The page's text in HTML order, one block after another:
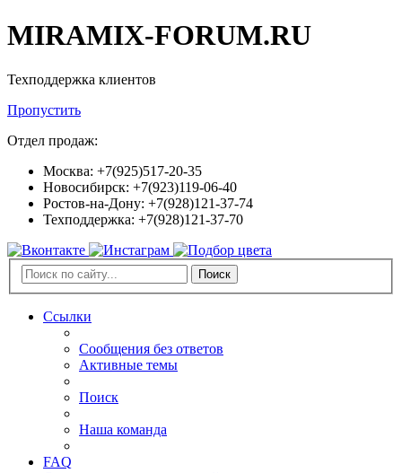
MIRAMIX-FORUM.RU
Техподдержка клиентов
Пропустить
Отдел продаж:
Москва: +7(925)517-20-35
Новосибирск: +7(923)119-06-40
Ростов-на-Дону: +7(928)121-37-74
Техподдержка: +7(928)121-37-70
Поиск
Ссылки
Сообщения без ответов
Активные темы
Поиск
Наша команда
FAQ